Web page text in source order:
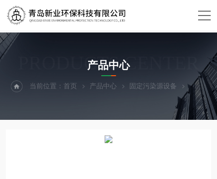
PRODUCTS CENTER
产品中心
当前位置：首页 产品中心 固定污染源设备 黑度图